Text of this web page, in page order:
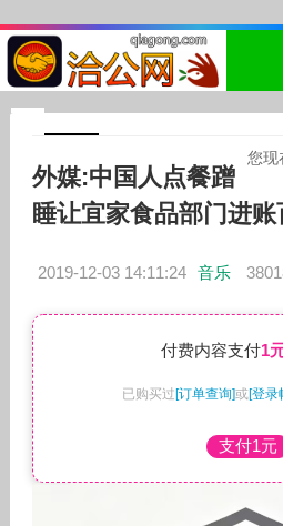
您现
外媒:中国人点餐蹭
睡让宜家食品部门进
2019-12-03 14:11:24 音乐
付费内容支付1
已购买过[订单查询]或[登录
支付1元